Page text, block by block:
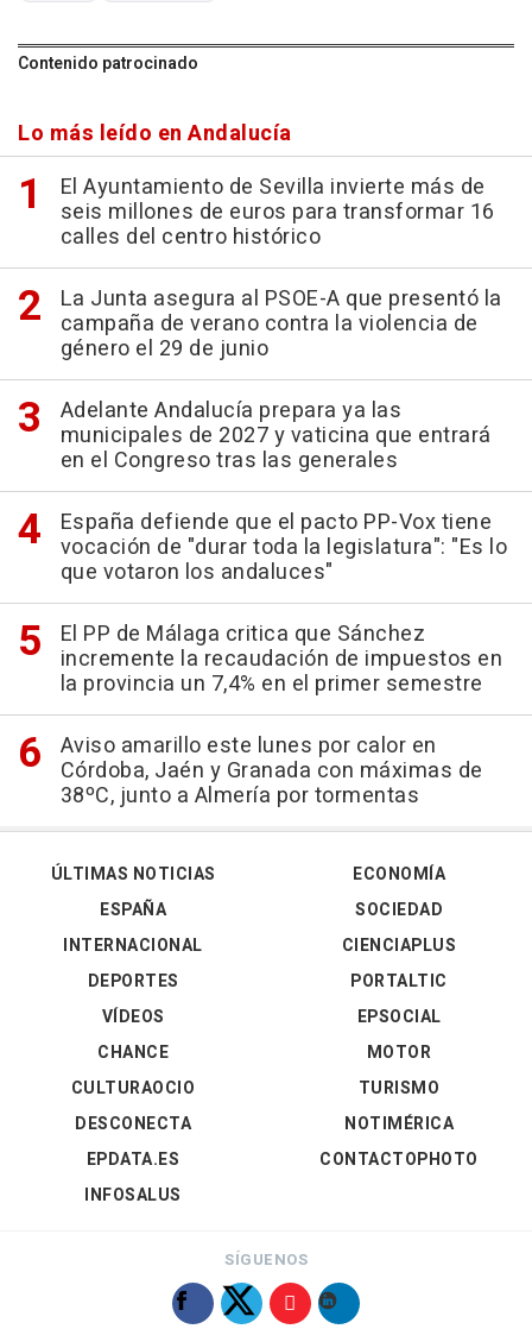
Contenido patrocinado
Lo más leído en Andalucía
El Ayuntamiento de Sevilla invierte más de
seis millones de euros para transformar 16
calles del centro histórico
La Junta asegura al PSOE-A que presentó la
campaña de verano contra la violencia de
género el 29 de junio
Adelante Andalucía prepara ya las
municipales de 2027 y vaticina que entrará
en el Congreso tras las generales
España defiende que el pacto PP-Vox tiene
vocación de "durar toda la legislatura": "Es lo
que votaron los andaluces"
El PP de Málaga critica que Sánchez
incremente la recaudación de impuestos en
la provincia un 7,4% en el primer semestre
Aviso amarillo este lunes por calor en
Córdoba, Jaén y Granada con máximas de
38ºC, junto a Almería por tormentas
ÚLTIMAS NOTICIAS
ESPAÑA
INTERNACIONAL
DEPORTES
VÍDEOS
ECONOMÍA
SOCIEDAD
CIENCIAPLUS
PORTALTIC
EPSOCIAL
CHANCE
CULTURAOCIO
DESCONECTA
EPDATA.ES
INFOSALUS
MOTOR
TURISMO
NOTIMÉRICA
CONTACTOPHOTO
SÍGUENOS